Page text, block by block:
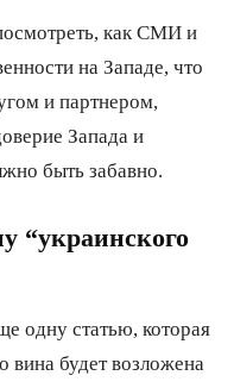
как СМИ и
на Западе, что
и партнером,
Запада и
быть забавно.
“украинского
одну статью, которая
вина будет возложена